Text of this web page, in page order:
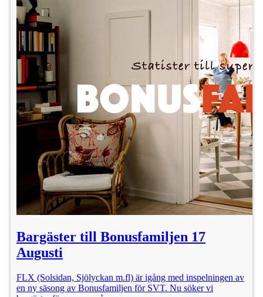
Bargäster till Bonusfamiljen 17
Augusti
FLX (Solsidan, Sjölyckan m.fl) är igång med inspelningen av
en ny säsong av Bonusfamiljen för SVT. Nu söker vi